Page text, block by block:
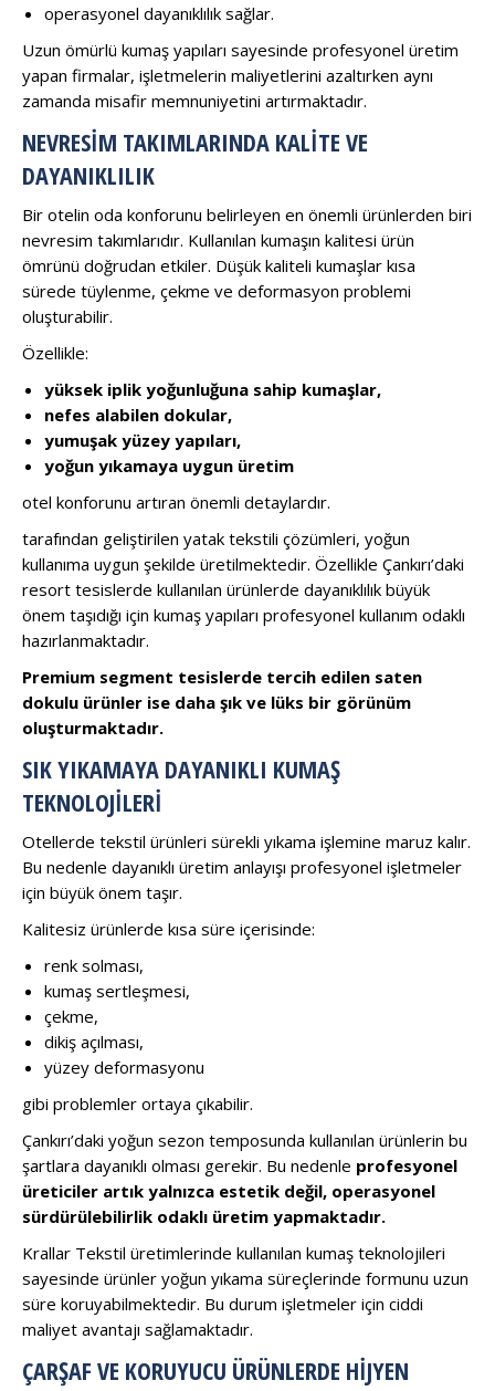
operasyonel dayanıklılık sağlar.
Uzun ömürlü kumaş yapıları sayesinde profesyonel üretim
yapan firmalar, işletmelerin maliyetlerini azaltırken aynı
zamanda misafir memnuniyetini artırmaktadır.
NEVRESIM TAKIMLARINDA KALITE VE
DAYANIKLILIK
Bir otelin oda konforunu belirleyen en önemli ürünlerden biri
nevresim takımlarıdır. Kullanılan kumaşın kalitesi ürün
ömrünü doğrudan etkiler. Düşük kaliteli kumaşlar kısa
sürede tüylenme, çekme ve deformasyon problemi
oluşturabilir.
Özellikle:
yüksek iplik yoğunluğuna sahip kumaşlar,
nefes alabilen dokular,
yumuşak yüzey yapıları,
yoğun yıkamaya uygun üretim
otel konforunu artıran önemli detaylardır.
tarafından geliştirilen yatak tekstili çözümleri, yoğun
kullanıma uygun şekilde üretilmektedir. Özellikle Çankırı’daki
resort tesislerde kullanılan ürünlerde dayanıklılık büyük
önem taşıdığı için kumaş yapıları profesyonel kullanım odaklı
hazırlanmaktadır.
Premium segment tesislerde tercih edilen saten
dokulu ürünler ise daha şık ve lüks bir görünüm
oluşturmaktadır.
SIK YIKAMAYA DAYANIKLI KUMAŞ
TEKNOLOJILERI
Otellerde tekstil ürünleri sürekli yıkama işlemine maruz kalır.
Bu nedenle dayanıklı üretim anlayışı profesyonel işletmeler
için büyük önem taşır.
Kalitesiz ürünlerde kısa süre içerisinde:
renk solması,
kumaş sertleşmesi,
çekme,
dikiş açılması,
yüzey deformasyonu
gibi problemler ortaya çıkabilir.
Çankırı’daki yoğun sezon temposunda kullanılan ürünlerin bu
şartlara dayanıklı olması gerekir. Bu nedenle profesyonel
üreticiler artık yalnızca estetik değil, operasyonel
sürdürülebilirlik odaklı üretim yapmaktadır.
Krallar Tekstil üretimlerinde kullanılan kumaş teknolojileri
sayesinde ürünler yoğun yıkama süreçlerinde formunu uzun
süre koruyabilmektedir. Bu durum işletmeler için ciddi
maliyet avantajı sağlamaktadır.
ÇARŞAF VE KORUYUCU ÜRÜNLERDE HIJYEN